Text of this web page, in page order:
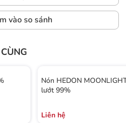
vào so sánh
Nón HEDON
lướt 99%
Liên hệ